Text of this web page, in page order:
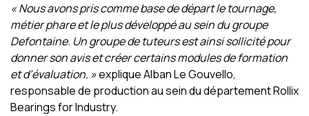
« Nous avons pris comme base de départ le tournage,
métier phare et le plus développé au sein du groupe
Defontaine. Un groupe de tuteurs est ainsi sollicité pour
donner son avis et créer certains modules de formation
et d’évaluation. »explique Alban Le Gouvello,
responsable de production au sein du département Rollix
Bearings for Industry.